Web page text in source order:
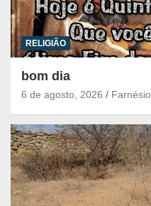
RELIGIÃO
bom dia
6 de agosto, 2026 Farnésio